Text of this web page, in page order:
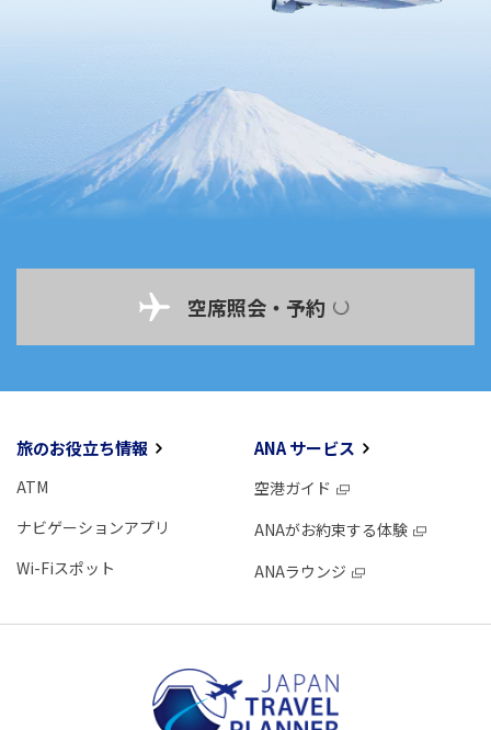
空席照会・予約
旅のお役立ち情報
ATM
ナビゲーションアプリ
Wi-Fiスポット
ANA サービス
空港ガイド
ANAがお約束する体験
ANAラウンジ